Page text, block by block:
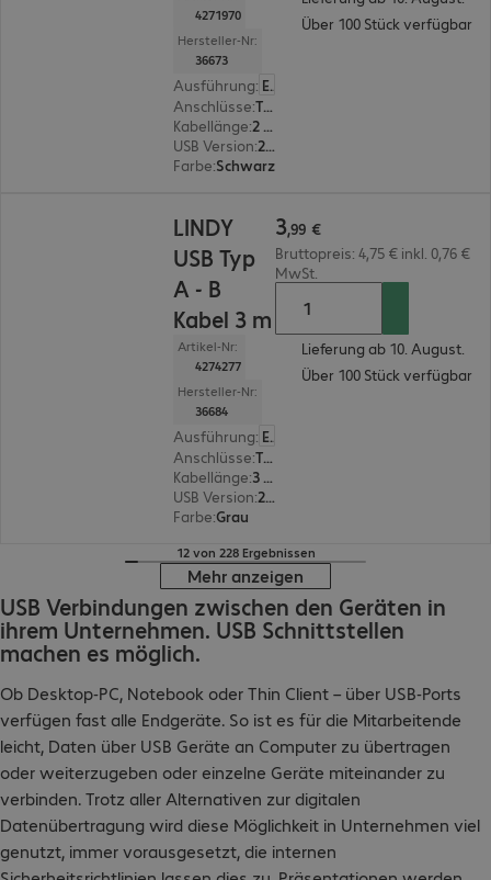
4271970
Hersteller-Nr:
36673
Ausführung:
Europäisch
Anschlüsse: Typ A | Typ B
Kabellänge:
2 m
USB Version: 2.0
Farbe:Schwarz
Über 100 Stück verfügbar
LINDY
USB Typ
A - B
Kabel 3 m
Artikel-Nr:
4274277
Hersteller-Nr:
36684
Ausführung:
Europäisch
Anschlüsse: Typ A | Typ B
Kabellänge:
3 m
USB Version: 2.0
Farbe:Grau
3,99 €
Bruttopreis: 4,75 € inkl. 0,76 €
MwSt.
Lieferung ab 10. August.
Über 100 Stück verfügbar
12 von 228 Ergebnissen
Mehr anzeigen
USB Verbindungen zwischen den Geräten in
ihrem Unternehmen. USB Schnittstellen
machen es möglich.
Ob Desktop-PC, Notebook oder Thin Client – über USB-Ports
verfügen fast alle Endgeräte. So ist es für die Mitarbeitende
leicht, Daten über USB Geräte an Computer zu übertragen
oder weiterzugeben oder einzelne Geräte miteinander zu
verbinden. Trotz aller Alternativen zur digitalen
Datenübertragung wird diese Möglichkeit in Unternehmen viel
genutzt, immer vorausgesetzt, die internen